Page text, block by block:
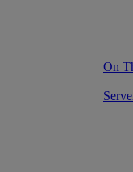
On